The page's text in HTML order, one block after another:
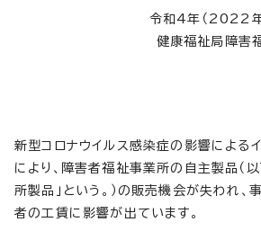
令和4年（2022年
健康福祉局障害
新型コロナウイルス感染症の影響による
により、障害者福祉事業所の自主製品（
所製品」という。）の販売機会が失われ、
者の工賃に影響が出ています。